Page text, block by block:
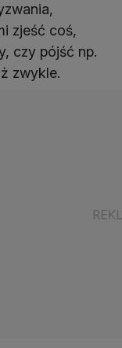
zjeść coś,
czy pójść np.
zwykle.